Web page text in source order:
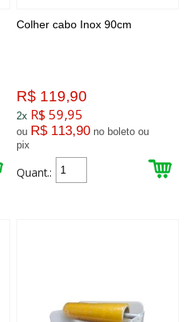
Colher cabo Inox 90cm
R$ 119,90
2x R$ 59,95
ou R$ 113,90 no boleto ou
pix
Quant.: